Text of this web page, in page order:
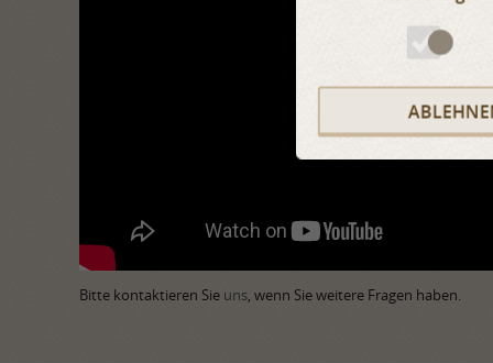
Bitte kontaktieren Sie uns, wenn Sie weitere Fragen haben.